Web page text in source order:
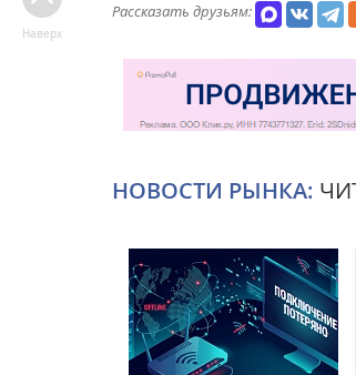
Рассказать друзьям:
НОВОСТИ РЫНКА:
Наверх